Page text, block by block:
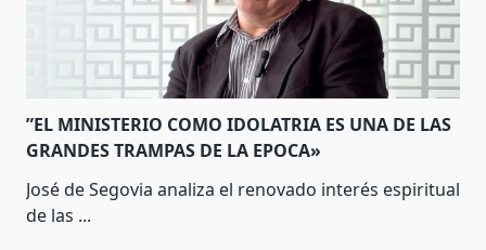
”EL MINISTERIO COMO IDOLATRIA ES UNA DE LAS
GRANDES TRAMPAS DE LA EPOCA»
José de Segovia analiza el renovado interés espiritual
de las ...